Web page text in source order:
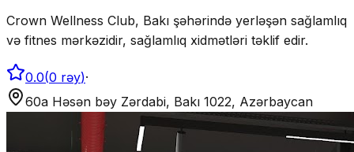
Crown Wellness Club, Bakı şəhərində yerləşən sağlamlıq
və fitnes mərkəzidir, sağlamlıq xidmətləri təklif edir.
0.0(0 rəy)·
60a Həsən bəy Zərdabi, Bakı 1022, Azərbaycan